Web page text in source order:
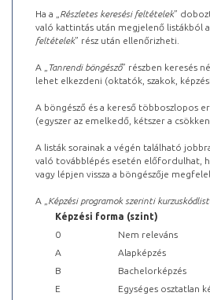
Ha a „ Részletes keresési feltételek”
való kattintás után megjelenő listákból
feltételek” rész után ellenőrizheti.
A „ Tanrendi böngésző” részben keresés
lehet elkezdeni (oktatók, szakok,
A böngésző és a kereső többoszlopos
(egyszer az emelkedő, kétszer a
A listák sorainak a végén található
való továbblépés esetén előfordulhat,
vagy lépjen vissza a böngészője
A „ Képzési programok szerinti
Képzési forma (szint)
0
Nem releváns
A
Alapképzés
B
Bachelorképzés
E
Egységes osztatlan